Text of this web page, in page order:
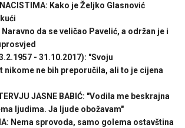
Kako je Željko Glasnović
Naravno da se veličao Pavelić, a održan je i
- 31.10.2017): "Svoju
nikome ne bih preporučila, ali to je cijena
JASNE BABIĆ: "Vodila me beskrajna
ljudima. Ja ljude obožavam"
Nema sprovoda, samo golema ostavština